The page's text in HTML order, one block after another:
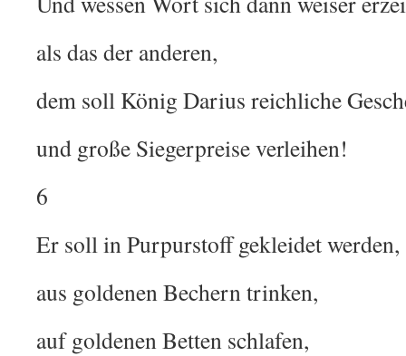
als das der anderen,
dem soll König Darius reichliche
und große Siegerpreise verleihen!
6
Er soll in Purpurstoff gekleidet werden,
aus goldenen Bechern trinken,
auf goldenen Betten schlafen,